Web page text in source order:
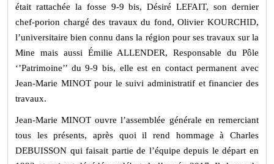
était rattachée la fosse 9-9 bis, Désiré LEFAIT, son dernier
chef-porion chargé des travaux du fond, Olivier KOURCHID,
l’universitaire bien connu dans la région pour ses travaux sur la
Mine mais aussi Émilie ALLENDER, Responsable du Pôle
‘’Patrimoine’’ du 9-9 bis, elle est en contact permanent avec
Jean-Marie MINOT pour le suivi administratif et financier des
travaux.
Jean-Marie MINOT ouvre l’assemblée générale en remerciant
tous les présents, après quoi il rend hommage à Charles
DEBUISSON qui faisait partie de l’équipe depuis le départ en